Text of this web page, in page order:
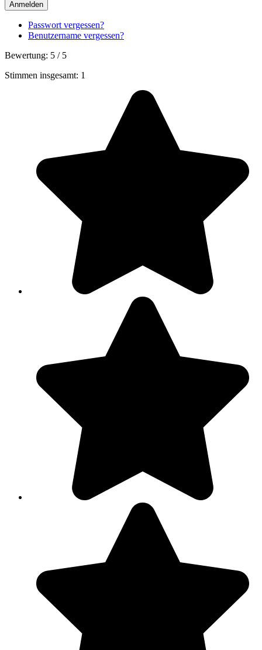
Anmelden
Passwort vergessen?
Benutzername vergessen?
Bewertung: 5 / 5
Stimmen insgesamt: 1